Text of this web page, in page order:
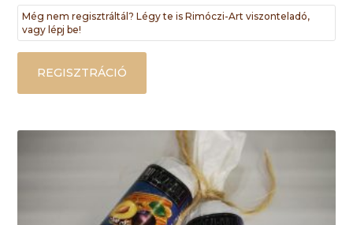
Még nem regisztráltál? Légy te is Rimóczi-Art viszonteladó,
vagy lépj be!
REGISZTRÁCIÓ